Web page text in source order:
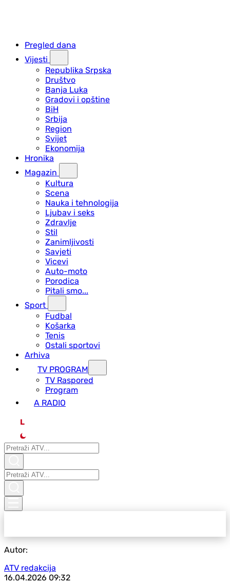
Pregled dana
Vijesti
Republika Srpska
Društvo
Banja Luka
Gradovi i opštine
BiH
Srbija
Region
Svijet
Ekonomija
Hronika
Magazin
Kultura
Scena
Nauka i tehnologija
Ljubav i seks
Zdravlje
Stil
Zanimljivosti
Savjeti
Vicevi
Auto-moto
Porodica
Pitali smo...
Sport
Fudbal
Košarka
Tenis
Ostali sportovi
Arhiva
TV PROGRAM
ТV Raspored
Program
A RADIO
L
Autor:
ATV redakcija
16.04.2026 09:32